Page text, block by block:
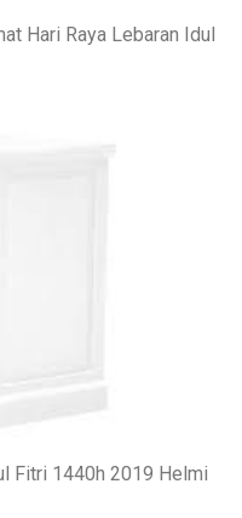
Hari Raya Lebaran Idul
Fitri 1440h 2019 Helmi